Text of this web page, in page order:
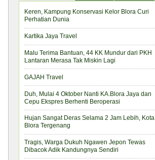
Keren, Kampung Konservasi Kelor Blora Curi
Perhatian Dunia
Kartika Jaya Travel
Malu Terima Bantuan, 44 KK Mundur dari PKH
Lantaran Merasa Tak Miskin Lagi
GAJAH Travel
Duh, Mulai 4 Oktober Nanti KA.Blora Jaya dan
Cepu Ekspres Berhenti Beroperasi
Hujan Sangat Deras Selama 2 Jam Lebih, Kota
Blora Tergenang
Tragis, Warga Dukuh Ngawen Jepon Tewas
Dibacok Adik Kandungnya Sendiri